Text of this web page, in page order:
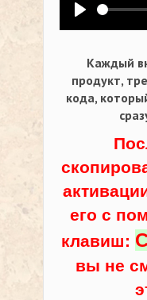
Каждый
продукт,
кода,
его с
клавиш:
вы не